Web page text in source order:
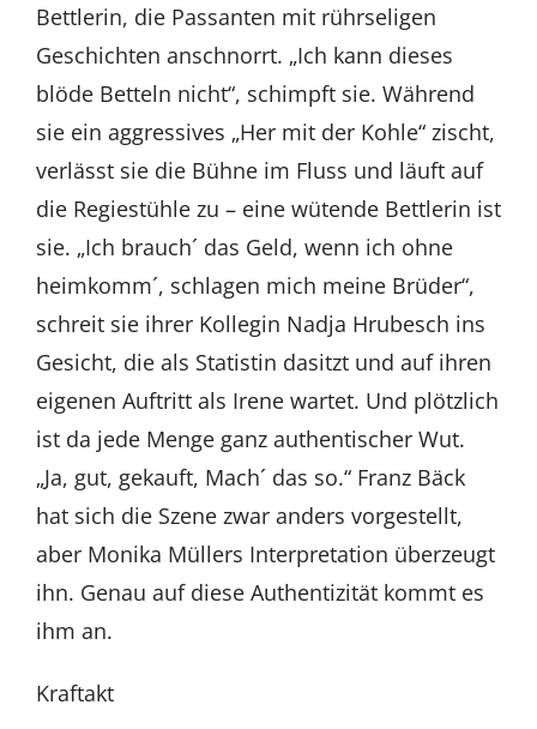
Bettlerin, die Passanten mit rührseligen
Geschichten anschnorrt. „Ich kann dieses
blöde Betteln nicht“, schimpft sie. Während
sie ein aggressives „Her mit der Kohle“ zischt,
verlässt sie die Bühne im Fluss und läuft auf
die Regiestühle zu – eine wütende Bettlerin ist
sie. „Ich brauch´ das Geld, wenn ich ohne
heimkomm´, schlagen mich meine Brüder“,
schreit sie ihrer Kollegin Nadja Hrubesch ins
Gesicht, die als Statistin dasitzt und auf ihren
eigenen Auftritt als Irene wartet. Und plötzlich
ist da jede Menge ganz authentischer Wut.
„Ja, gut, gekauft, Mach´ das so.“ Franz Bäck
hat sich die Szene zwar anders vorgestellt,
aber Monika Müllers Interpretation überzeugt
ihn. Genau auf diese Authentizität kommt es
ihm an.
Kraftakt